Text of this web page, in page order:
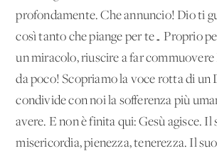
profondamente. Che annuncio! Dio ti
così tanto che piange per te… Proprio
un miracolo, riuscire a far commuovere
da poco! Scopriamo la voce rotta di un
condivide con noi la sofferenza più
avere. E non è finita qui: Gesù agisce. Il
misericordia, pienezza, tenerezza. Il